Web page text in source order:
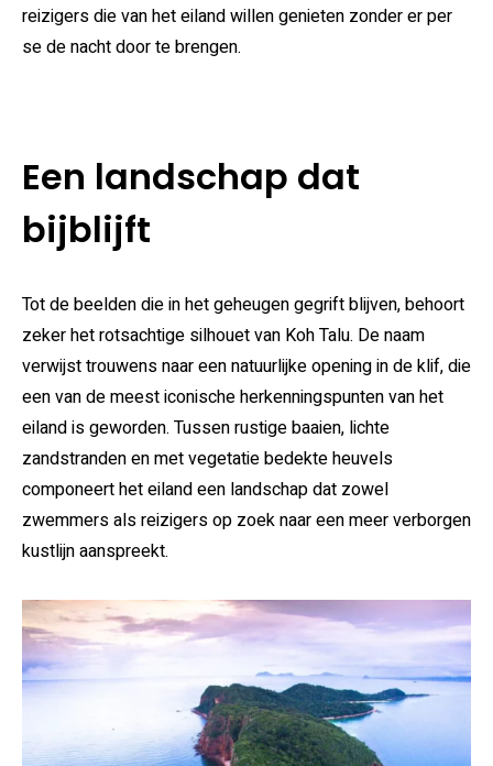
reizigers die van het eiland willen genieten zonder er per
se de nacht door te brengen.
Een landschap dat
bijblijft
Tot de beelden die in het geheugen gegrift blijven, behoort
zeker het rotsachtige silhouet van Koh Talu. De naam
verwijst trouwens naar een natuurlijke opening in de klif, die
een van de meest iconische herkenningspunten van het
eiland is geworden. Tussen rustige baaien, lichte
zandstranden en met vegetatie bedekte heuvels
componeert het eiland een landschap dat zowel
zwemmers als reizigers op zoek naar een meer verborgen
kustlijn aanspreekt.